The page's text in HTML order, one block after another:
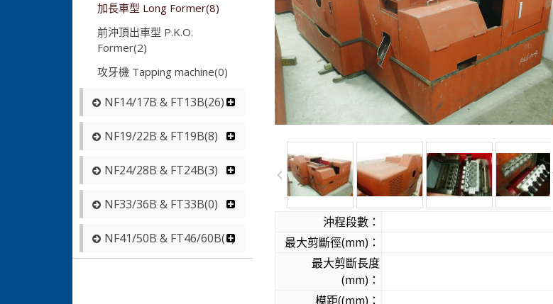
沖程段數：
最大剪斷徑(mm)：
最大剪斷長度
(mm)：
模距((mm)：
加長車型 Long Former(8)
前沖頂出車型 P.K.O.
Former(2)
攻牙機 Tapping machine(0)
NF14/17B & FT13B(26)
NF19/22B & FT19B(8)
NF24/28B & FT24B(3)
NF33/36B & FT33B(0)
NF41/50B & FT46/60B(1)